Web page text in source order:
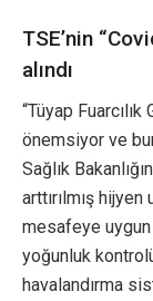
TSE’nin
alındı
“Tüyap Fuarcılık
önemsiyor ve
Sağlık
arttırılmış
mesafeye
yoğunluk
havalandırma